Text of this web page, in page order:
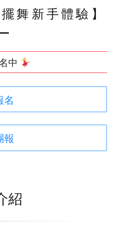
舞新手體驗】
中
名
報
紹